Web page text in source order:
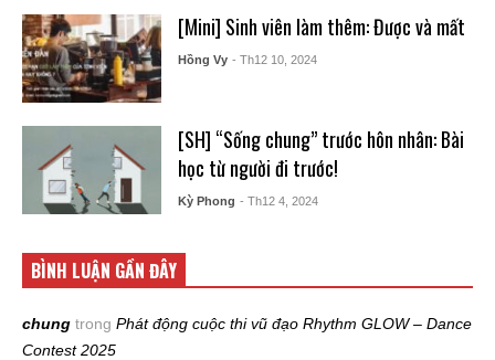
[Mini] Sinh viên làm thêm: Được và mất
Hồng Vy - Th12 10, 2024
[SH] “Sống chung” trước hôn nhân: Bài
học từ người đi trước!
Kỳ Phong - Th12 4, 2024
BÌNH LUẬN GẦN ĐÂY
chung trong Phát động cuộc thi vũ đạo Rhythm GLOW – Dance
Contest 2025